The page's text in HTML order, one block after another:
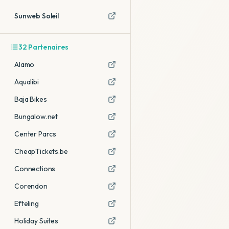
Sunweb Soleil
32 Partenaires
Alamo
Aqualibi
Baja Bikes
Bungalow.net
Center Parcs
CheapTickets.be
Connections
Corendon
Efteling
Holiday Suites